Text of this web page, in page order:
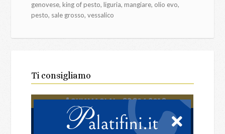
genovese,king of pesto,liguria,mangiare, olio evo,
pesto, sale grosso,vessalico
Ti consigliamo